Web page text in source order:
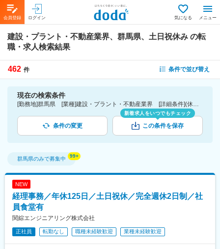
会員登録 ログイン 気になる メニュー
建設・プラント・不動産業界、群馬県、土日祝休み の転
職・求人検索結果
462 件 条件で並び替え
現在の検索条件
[勤務地]群馬県 [業種]建設・プラント・不動産業界 [詳細条件](休日・働き方)土日祝休み
条件の変更
新着求人をいつでもチェック
この条件を保存
群馬県のみで募集中
NEW
経理事務／年休125日／土日祝休／完全週休2日制／社
員食堂有
関綜エンジニアリング株式会社
正社員 転勤なし 職種未経験歓迎 業種未経験歓迎